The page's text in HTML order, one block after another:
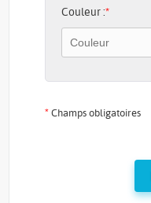
Couleur :*
* Champs obligatoires